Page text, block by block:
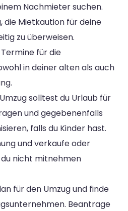
Nachmieter suchen.
die Mietkaution für deine
zu überweisen.
für die
in deiner alten als auch
solltest du Urlaub für
und gegebenenfalls
falls du Kinder hast.
und verkaufe oder
nicht mitnehmen
für den Umzug und finde
Beantrage